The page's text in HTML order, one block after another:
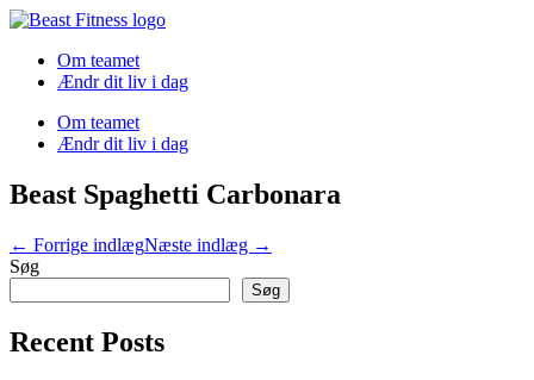
Spring
indholdOm teamet
Ændr dit liv i dag
Om teamet
Ændr dit liv i dag
Beast Spaghetti Carbonara
Indlægsnavigation
← Forrige indlægNæste indlæg →
Søg
Søg
Recent Posts